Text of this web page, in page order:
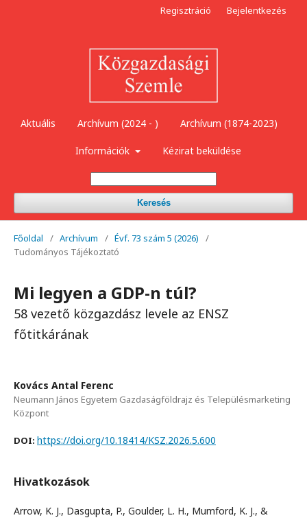
Aktuális Archívum (2024 - ) Archívum (1874-2023)
Információk Kézirat beküldése
Keresés
Regisztráció Bejelentkezés
Főoldal / Archívum / Évf. 73 szám 5 (2026)
/
Tudományos Tájékoztató
Mi legyen a GDP-n túl?
58 vezető közgazdász levele az ENSZ
főtitkárának
Kovács Antal Ferenc
Neumann János Egyetem Gazdaságföldrajz és Településmarketing
Központ
DOI: https://doi.org/10.18414/KSZ.2026.5.600
Hivatkozások
Arrow, K. J., Dasgupta, P., Goulder, L. H., Mumford, K. J., &